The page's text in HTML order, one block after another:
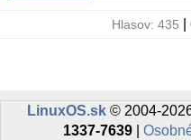
Hlasov: 435
LinuxOS.sk© 2004-2026
1337-7639|